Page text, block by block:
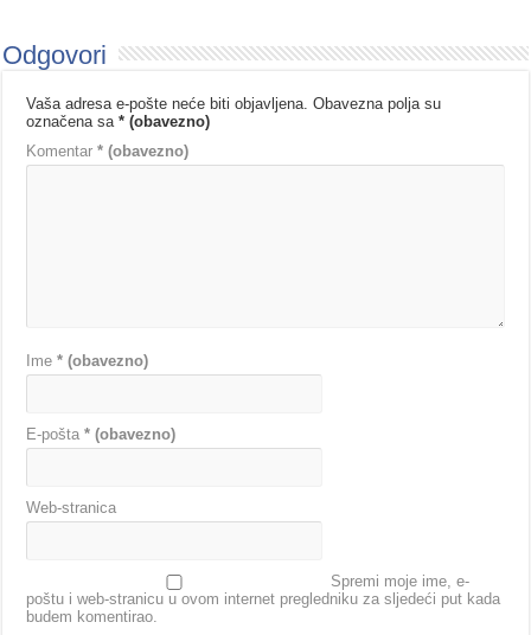
Odgovori
Vaša adresa e-pošte neće biti objavljena. Obavezna polja su
označena sa* (obavezno)
Komentar* (obavezno)
Ime* (obavezno)
E-pošta* (obavezno)
Web-stranica
Spremi moje ime, e-
poštu i web-stranicu u ovom internet pregledniku za sljedeći put kada
budem komentirao.